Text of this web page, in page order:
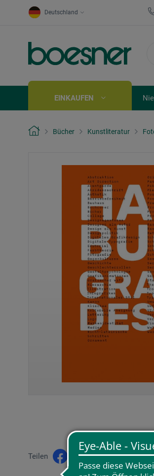
Deutschland
EINKAUFEN
Bücher Kunstliteratur
Teilen